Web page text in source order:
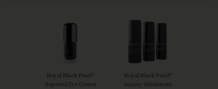
Royal Black Pearl®
Imperial Eye Cream
Royal Black Pearl®
Luxury Miniatures